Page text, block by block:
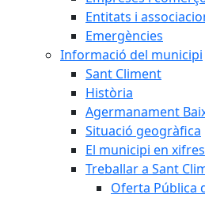
Entitats i
Emergències
Informació del municipi
Sant Climent
Història
Agermanament
Situació geogràfica
El municipi en xifres
Treballar a Sant
Oferta Pública